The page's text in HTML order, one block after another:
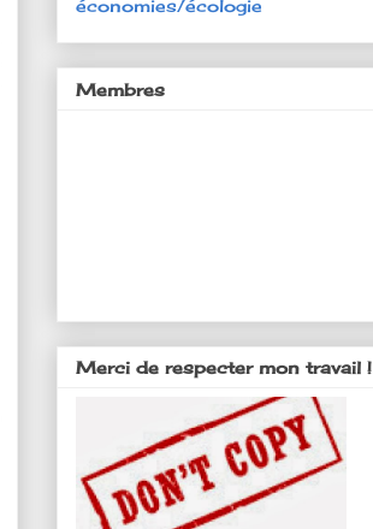
économies/écologie
Membres
Merci de respecter mon travail !